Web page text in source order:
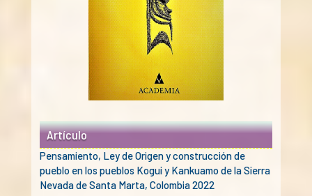
Artículo
Pensamiento, Ley de Origen y construcción de
pueblo en los pueblos Kogui y Kankuamo de la Sierra
Nevada de Santa Marta, Colombia 2022